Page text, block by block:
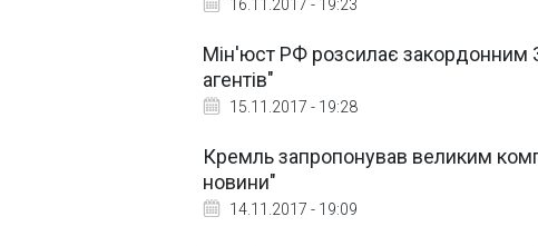
16.11.2017 - 19:23
Мін'юст РФ розсилає закордонним
агентів"
15.11.2017 - 19:28
Кремль запропонував великим
новини"
14.11.2017 - 19:09